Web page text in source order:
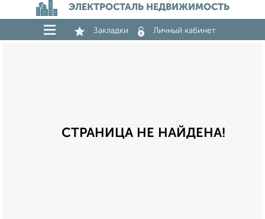
ЭЛЕКТРОСТАЛЬ НЕДВИЖИМОСТЬ
Закладки Личный кабинет
СТРАНИЦА НЕ НАЙДЕНА!